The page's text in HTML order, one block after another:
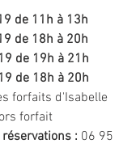
de 11h à 13h
de 18h à 20h
de 19h à 21h
de 18h à 20h
forfaits d'Isabelle
forfait
: 06 95